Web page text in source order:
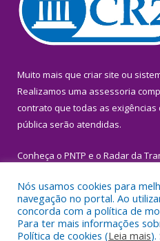
Muito mais que criar site ou
Realizamos uma assessoria
contrato que todas as exigências
pública serão atendidas.
Conheça o PNTP e o Radar da
Todos os direitos reservados a
Nós usamos cookies para
navegação no portal. Ao
concorda com a política de
Para ter mais informações
Política de cookies (Leia mais